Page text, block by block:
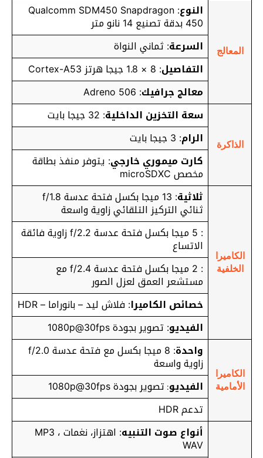
المعالج
النوع : Qualcomm SDM450 Snapdragon
450 بدقة تصنيع 14 نانو متر
السرعة: ثماني النواة
التفاصيل: 8 × 1.8 جيجا هرتز Cortex-A53
معالج جرافيك: Adreno 506
الذاكرة
سعة التخزين الداخلية: 32 جيجا بايت
الرام: 3 جيجا بايت
كارت ميموري خارجي: يتوفر منفذ بطاقة
مخصص microSDXC
الكاميرا
الخلفية
ثلاثية : 13 ميجا بكسل فتحة عدسة f/1.8
ثنائي التركيز التلقائي زاوية واسعة
: 5 ميجا بكسل فتحة عدسة f/2.2 زاوية فائقة
الاتساع
: 2 ميجا بكسل فتحة عدسة f/2.4 مع
مستشعر العمق لعزل الصور
خصائص الكاميرا: فلاش ليد – بانوراما – HDR
الفيديو: تصوير بجودة 1080p@30fps
الكاميرا
الأمامية
واحدة : 8 ميجا بكسل مع فتحة عدسة f/2.0
زاوية واسعة
الفيديو: تصوير بجودة 1080p@30fps
تدعم HDR
أنواع صوت التنبيه : اهتزاز، نغمات MP3 ،
WAV